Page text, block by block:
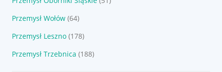
Przemysł Wołów (64)
Przemysł Leszno (178)
Przemysł Trzebnica (188)